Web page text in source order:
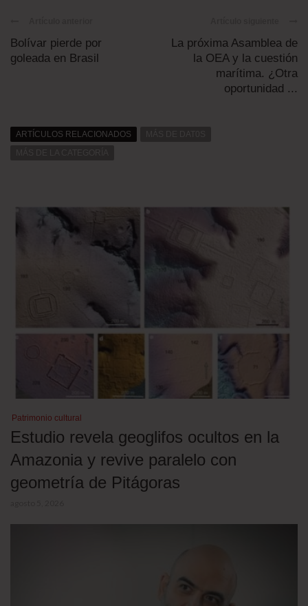
Bolívar pierde por
goleada en Brasil
La próxima Asamblea de
la OEA y la cuestión
marítima. ¿Otra
oportunidad ...
ARTÍCULOS RELACIONADOS
Patrimonio cultural
Estudio revela geoglifos ocultos en la
Amazonia y revive paralelo con
geometría de Pitágoras